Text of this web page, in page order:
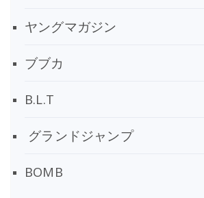
ヤングマガジン
ブブカ
B.L.T
グランドジャンプ
BOMB